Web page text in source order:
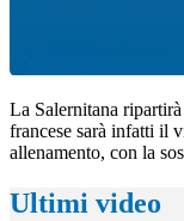
La Salernitana
francese sarà infatti il
allenamento, con la
Ultimi video